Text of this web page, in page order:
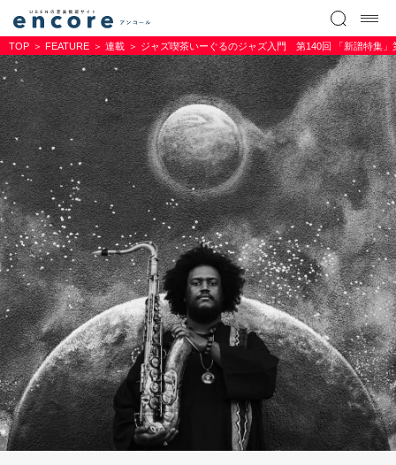
TOP FEATURE 連載 ジャズ喫茶いーぐるのジャズ入門 第140回 「新譜特集」